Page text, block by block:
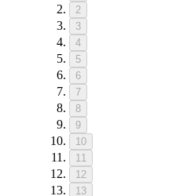
2
3
4
5
6
7
8
9
10
11
12
13